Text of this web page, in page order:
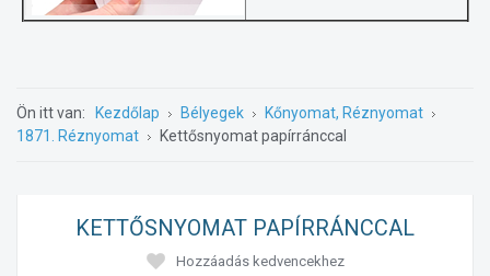
Ön itt van: Kezdőlap Bélyegek
Kőnyomat, Réznyomat
1871. Réznyomat
Kettősnyomat papírránccal
KETTŐSNYOMAT PAPÍRRÁNCCAL
Hozzáadás kedvencekhez